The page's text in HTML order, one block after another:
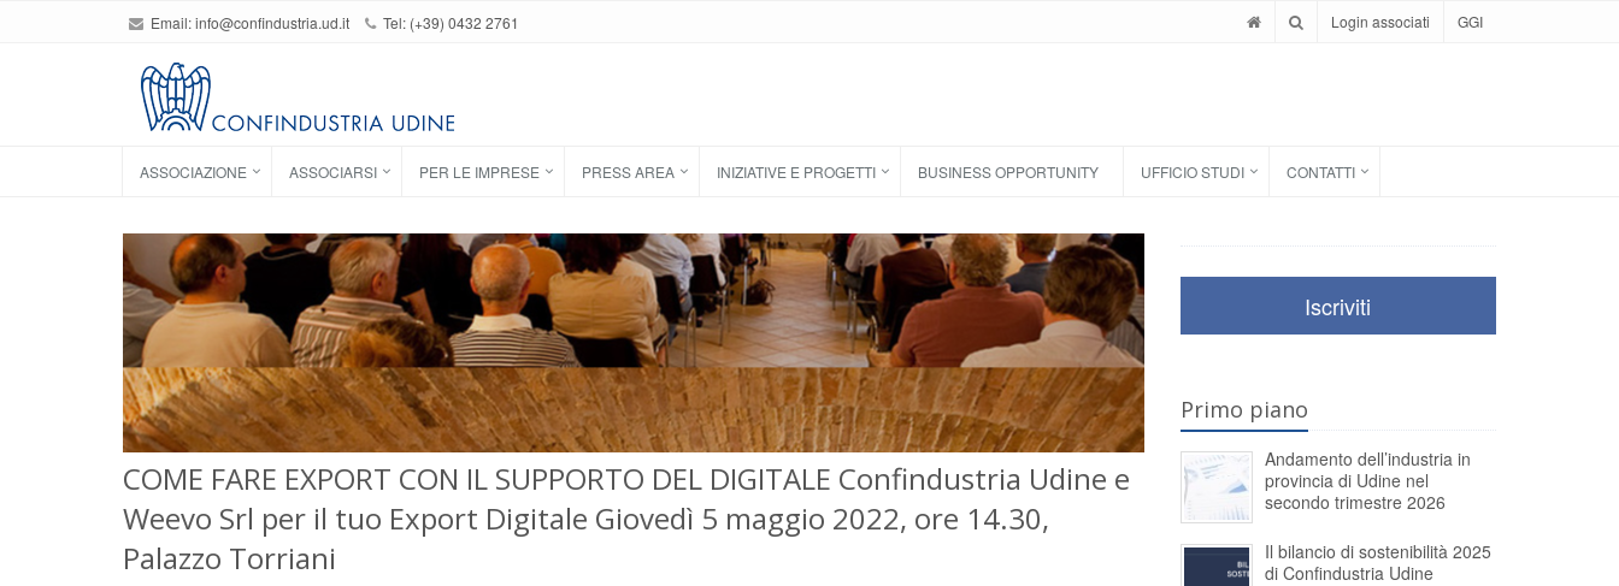
Email:info@confindustria.ud.it Tel: (+39) 0432 2761 Login associati GGI
ASSOCIAZIONE ASSOCIARSI PER LE IMPRESE PRESS AREA INIZIATIVE E PROGETTI BUSINESS OPPORTUNITY UFFICIO STUDI CONTATTI
COME FARE EXPORT CON IL SUPPORTO DEL DIGITALE Confindustria Udine e
Weevo Srl per il tuo Export Digitale Giovedì 5 maggio 2022, ore 14.30,
Palazzo Torriani
Iscriviti
Primo piano
Andamento dell’industria in
provincia di Udine nel
secondo trimestre 2026
Il bilancio di sostenibilità 2025
di Confindustria Udine